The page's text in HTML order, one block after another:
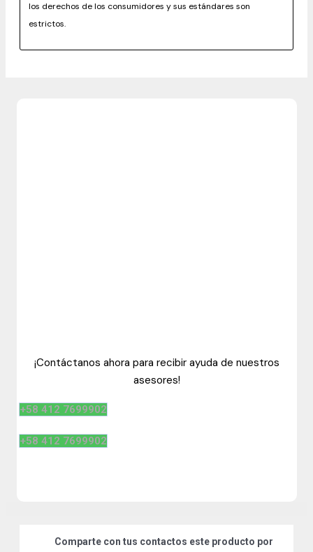
los derechos de los consumidores y sus estándares son
estrictos.
¡Contáctanos ahora para recibir ayuda de nuestros
asesores!
+58 412 7699902
+58 412 7699902
Comparte con tus contactos este producto por